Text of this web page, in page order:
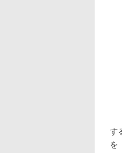
す
を